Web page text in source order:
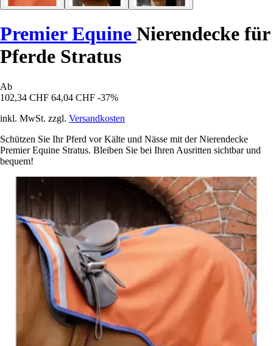
Premier Equine Nierendecke für
Pferde Stratus
Ab
102,34 CHF 64,04 CHF -37%
inkl. MwSt. zzgl. Versandkosten
Schützen Sie Ihr Pferd vor Kälte und Nässe mit der Nierendecke
Premier Equine Stratus. Bleiben Sie bei Ihren Ausritten sichtbar und
bequem!